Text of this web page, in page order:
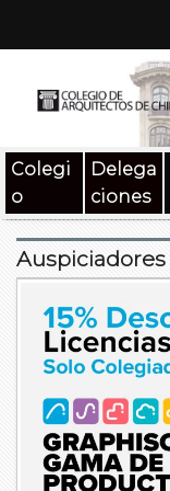
Documentos
SAT
Beneficios
Medios
Contacto
Buscar:
Colegi
o
Delega
ciones
Auspiciadores